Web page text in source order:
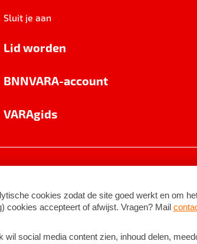
Sluit je aan
Lid worden
BNNVARA-account
VARAgids
©2026BNNVARA